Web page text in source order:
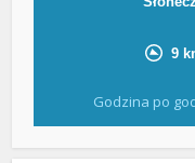
Godzina po